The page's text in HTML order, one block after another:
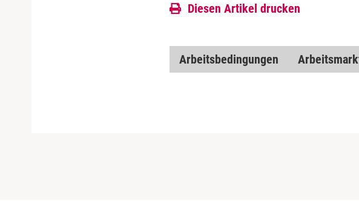
Diesen Artikel drucken
Arbeitsbedingungen